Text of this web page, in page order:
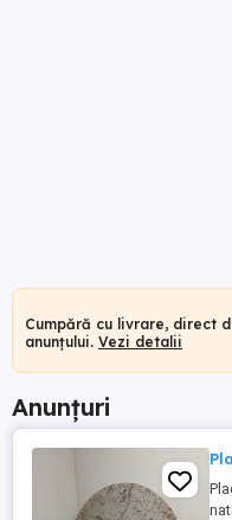
Cumpără cu livrare, direct
anunțului. Vezi detalii
Anunțuri